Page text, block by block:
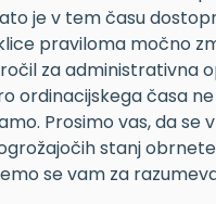
je v tem času
praviloma močno
za administrativna
ordinacijskega časa ne
Prosimo vas, da se
stanj obrnete
se vam za